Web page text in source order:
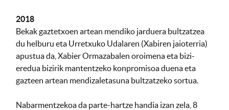
2018
Bekak gaztetxoen artean mendiko jarduera bultzatzea
du helburu eta Urretxuko Udalaren (Xabiren jaioterria)
apustua da, Xabier Ormazabalen oroimena eta bizi-
eredua bizirik mantentzeko konpromisoa duena eta
gazteen artean mendizaletasuna bultzatzeko sortua.
Nabarmentzekoa da parte-hartze handia izan zela, 8